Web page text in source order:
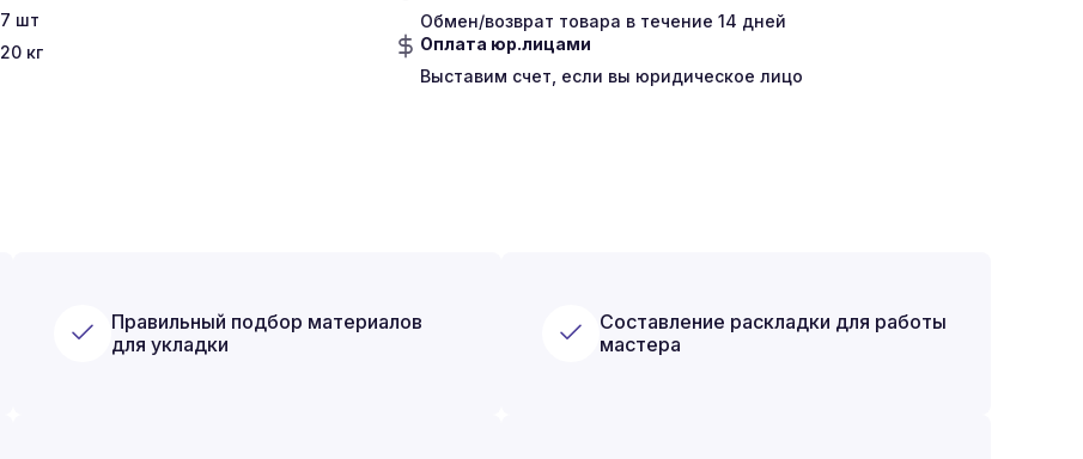
Обмен/возврат товара в течение 14 дней
Оплата юр.лицами
Выставим счет, если вы юридическое лицо
7 шт
20кг
Правильный подбор материалов
для укладки
Составление раскладки для работы
мастера